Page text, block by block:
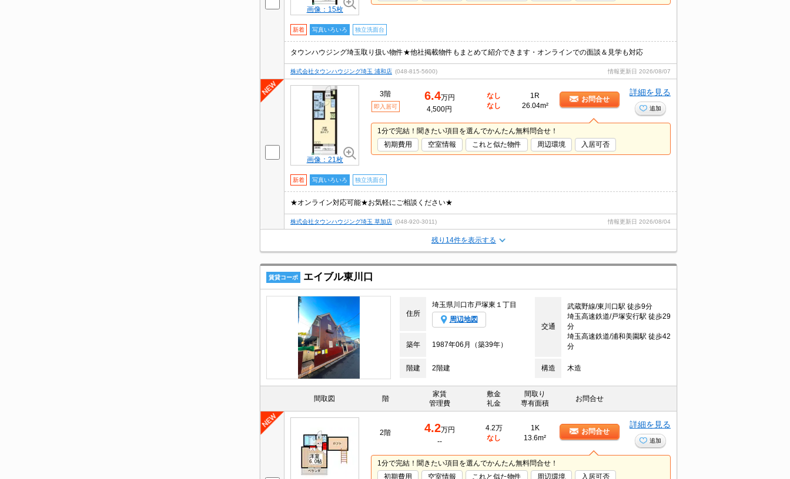
画像：15枚
新着 写真いろいろ 独立洗面台
タウンハウジング埼玉取り扱い物件★他社掲載物件もまとめて紹介できます・オンラインでの面談＆見学も対応
株式会社タウンハウジング埼玉 浦和店 (048-815-5600) 情報更新日 2026/08/07
画像：21枚
3階
即入居可
6.4万円
4,500円
なし
なし
1R
26.04m²
お問合せ
詳細を見る
追加
1分で完結！聞きたい項目を選んでかんたん無料問合せ！
初期費用
空室情報 これと似た物件 周辺環境 入居可否
新着 写真いろいろ 独立洗面台
★オンライン対応可能★お気軽にご相談ください★
株式会社タウンハウジング埼玉 草加店 (048-920-3011) 情報更新日 2026/08/04
残り14件を表示する
賃貸コーポ エイブル東川口
住所
埼玉県川口市戸塚東１丁目
周辺地図
交通
武蔵野線/東川口駅 徒歩9分
埼玉高速鉄道/戸塚安行駅 徒歩29
分
埼玉高速鉄道/浦和美園駅 徒歩42
分
築年 1987年06月（築39年）
階建 2階建 構造 木造
間取図 階
家賃
管理費
敷金
礼金
間取り
専有面積
お問合せ
2階 4.2万円
--
4.2万
なし
1K
13.6m²
お問合せ
詳細を見る
追加
1分で完結！聞きたい項目を選んでかんたん無料問合せ！
初期費用
空室情報 これと似た物件 周辺環境 入居可否